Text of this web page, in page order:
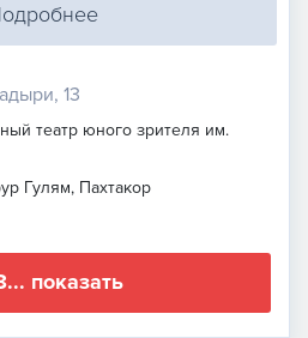
13
театр юного зрителя им.
Гулям, Пахтакор
показать